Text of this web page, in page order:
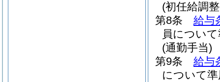
(初任給調
第8条
給与
員につい
(通勤手当)
第9条
給与
について